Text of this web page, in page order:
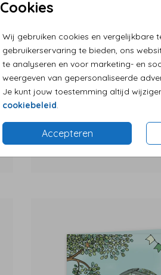
Cookies
Wij gebruiken cookies en vergelijkbare
gebruikerservaring te bieden, ons
te analyseren en voor marketing- en
weergeven van gepersonaliseerde
Je kunt jouw toestemming altijd
cookiebeleid.
Accepteren